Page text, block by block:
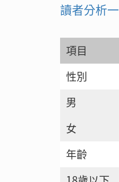
讀者分析一
項目
性別
男
女
年齡